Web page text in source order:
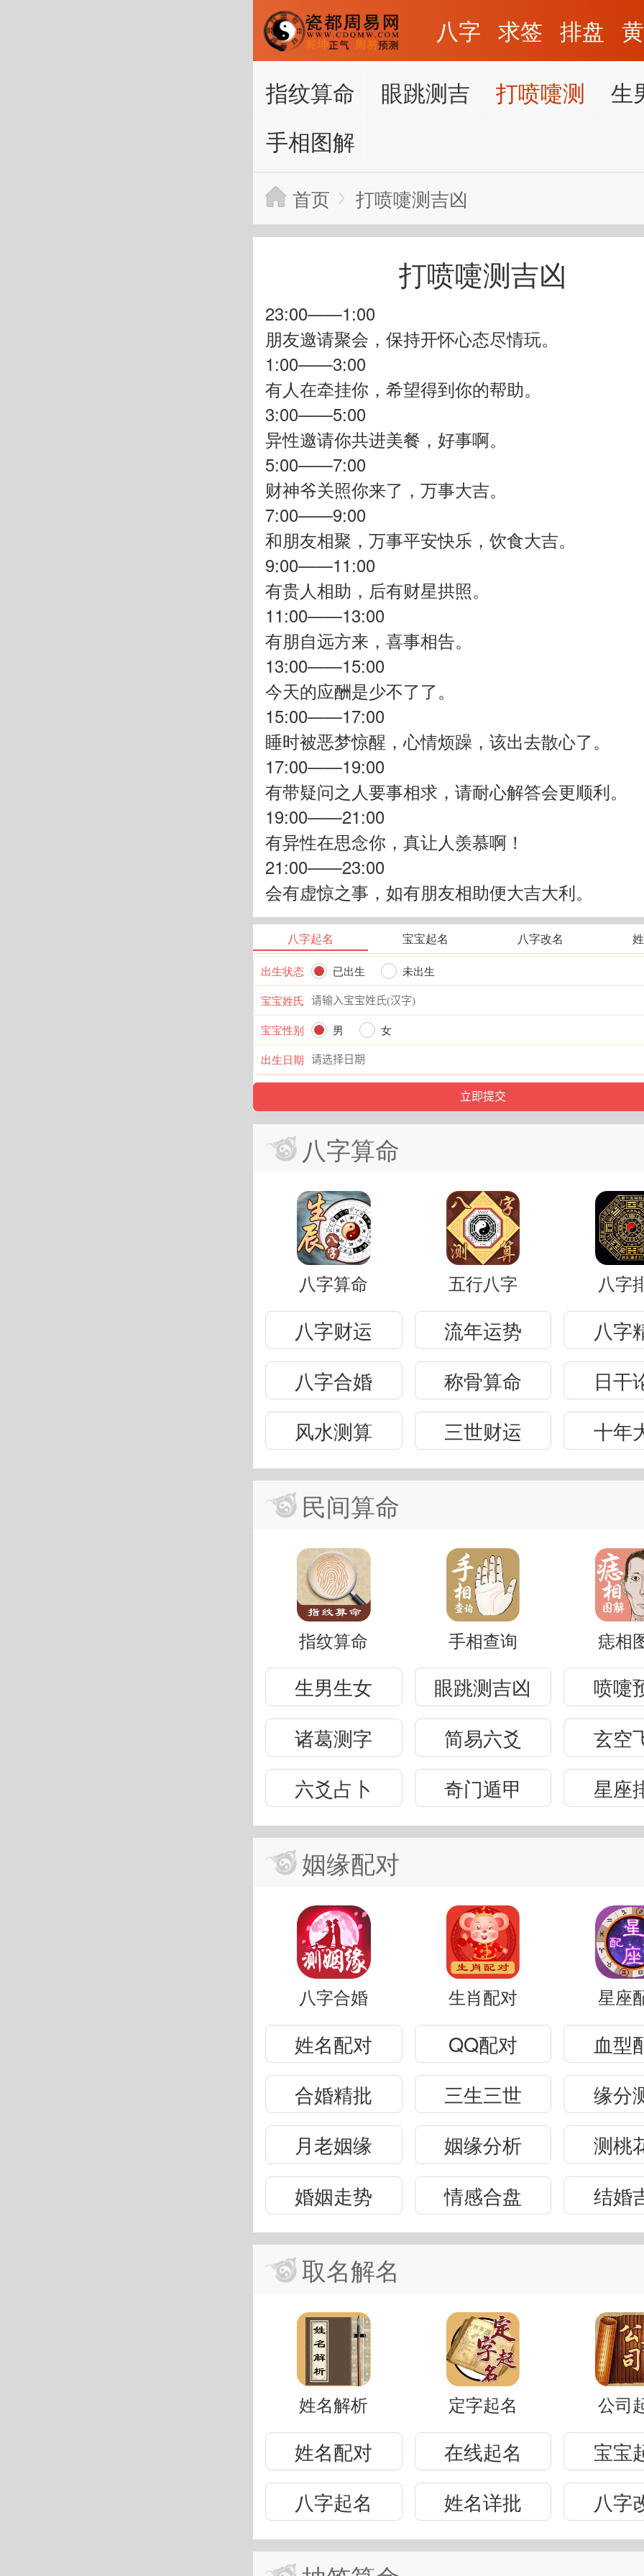
八字 求签 排盘
指纹算命
眼跳测吉
打喷嚏测
生
手相图解
首页 打喷嚏测吉凶
打喷嚏测吉凶
23:00——1:00
朋友邀请聚会，保持开怀心态尽情玩。
1:00——3:00
有人在牵挂你，希望得到你的帮助。
3:00——5:00
异性邀请你共进美餐，好事啊。
5:00——7:00
财神爷关照你来了，万事大吉。
7:00——9:00
和朋友相聚，万事平安快乐，饮食大吉。
9:00——11:00
有贵人相助，后有财星拱照。
11:00——13:00
有朋自远方来，喜事相告。
13:00——15:00
今天的应酬是少不了了。
15:00——17:00
睡时被恶梦惊醒，心情烦躁，该出去散心了。
17:00——19:00
有带疑问之人要事相求，请耐心解答会更顺利。
19:00——21:00
有异性在思念你，真让人羡慕啊！
21:00——23:00
会有虚惊之事，如有朋友相助便大吉大利。
八字起名 宝宝起名 八字改名
出生状态 已出生
未出生
宝宝姓氏
宝宝性别
男
女
出生日期
八字算命
八字算命 五行八字 八字
八字财运 流年运势
八字
八字合婚
称骨算命
日干
风水测算
三世财运 十年
民间算命
指纹算命 手相查询 痣相
生男生女 眼跳测吉凶
喷嚏
诸葛测字
简易六爻
玄空
六爻占卜
奇门遁甲 星座
姻缘配对
八字合婚 生肖配对 星座
姓名配对 QQ配对
血型
合婚精批
三生三世
缘分
月老姻缘
姻缘分析
测桃
婚姻走势
情感合盘 结婚
取名解名
姓名解析 定字起名 公司
姓名配对 在线起名
宝宝
八字起名
姓名详批 八字